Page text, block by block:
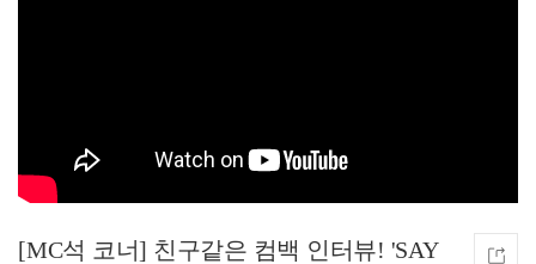
[MC석 코너] 친구같은 컴백 인터뷰! 'SAY